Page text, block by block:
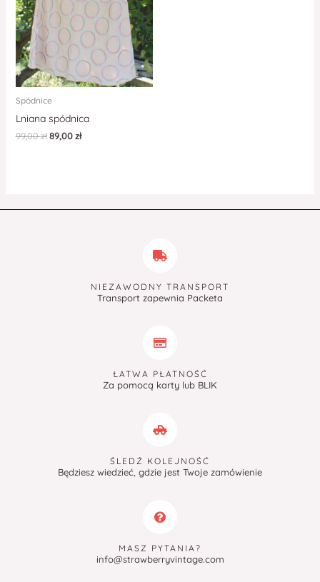
Spódnice
Lniana spódnica
99,00zł 89,00zł
NIEZAWODNY TRANSPORT
Transport zapewnia Packeta
ŁATWA PŁATNOŚĆ
Za pomocą karty lub BLIK
ŚLEDŹ KOLEJNOŚĆ
Będziesz wiedzieć, gdzie jest Twoje zamówienie
MASZ PYTANIA?
info@strawberryvintage.com